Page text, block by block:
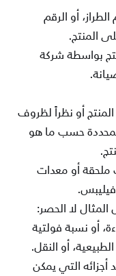
أو الرقم
المنتج.
بواسطة شركة
.
أو نظراً لظروف
حسب ما هو
.
أو معدات
.
لا الحصر:
أو نسبة فولتية
الطبيعية، أو النقل.
التي يمكن